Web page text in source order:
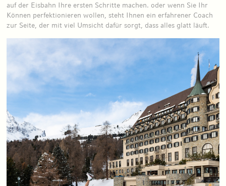
auf der Eisbahn Ihre ersten Schritte machen. oder wenn Sie Ihr
Können perfektionieren wollen, steht Ihnen ein erfahrener Coach
zur Seite, der mit viel Umsicht dafür sorgt, dass alles glatt läuft.